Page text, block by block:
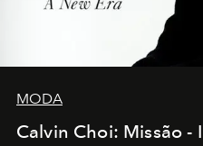
MODA
Calvin Choi: Missão -